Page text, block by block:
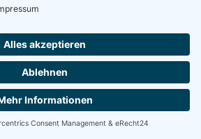
byWordPress